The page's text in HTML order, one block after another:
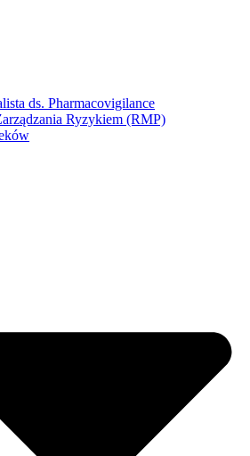
ds. Pharmacovigilance
Ryzykiem (RMP)